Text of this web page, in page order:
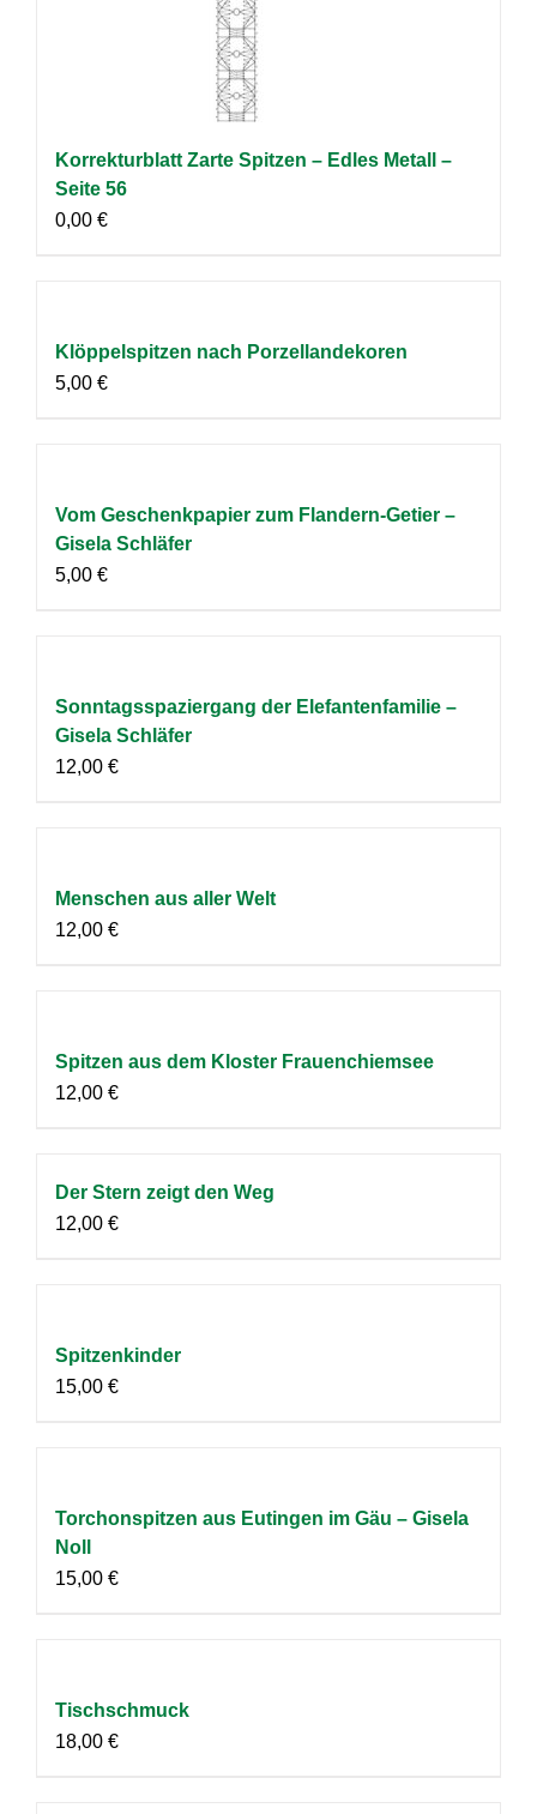
Korrekturblatt Zarte Spitzen – Edles Metall –
Seite 56
0,00 €
Klöppelspitzen nach Porzellandekoren
5,00 €
Vom Geschenkpapier zum Flandern-Getier –
Gisela Schläfer
5,00 €
Sonntagsspaziergang der Elefantenfamilie –
Gisela Schläfer
12,00 €
Menschen aus aller Welt
12,00 €
Spitzen aus dem Kloster Frauenchiemsee
12,00 €
Der Stern zeigt den Weg
12,00 €
Spitzenkinder
15,00 €
Torchonspitzen aus Eutingen im Gäu – Gisela
Noll
15,00 €
Tischschmuck
18,00 €